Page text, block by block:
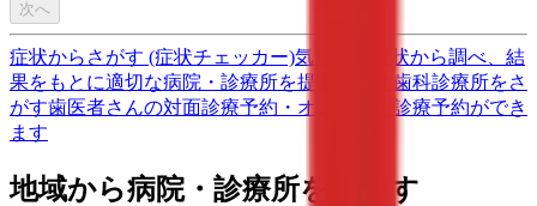
次へ
症状からさがす (症状チェッカー)気になる症状から調べ、結
果をもとに適切な病院・診療所を提案します
歯科診療所をさ
がす歯医者さんの対面診療予約・オンライン診療予約ができ
ます
地域から病院・診療所をさがす